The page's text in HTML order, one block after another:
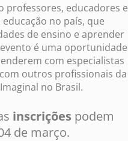
professores, educadores e
no país, que
de ensino e aprender
é uma oportunidade
com especialistas
outros profissionais da
no Brasil.
inscrições podem
de março.